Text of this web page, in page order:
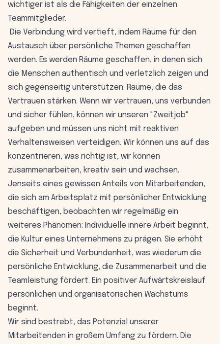
wichtiger ist als die Fähigkeiten der einzelnen
Teammitglieder.
Die Verbindung wird vertieft, indem Räume für den
Austausch über persönliche Themen geschaffen
werden. Es werden Räume geschaffen, in denen sich
die Menschen authentisch und verletzlich zeigen und
sich gegenseitig unterstützen. Räume, die das
Vertrauen stärken. Wenn wir vertrauen, uns verbunden
und sicher fühlen, können wir unseren "Zweitjob"
aufgeben und müssen uns nicht mit reaktiven
Verhaltensweisen verteidigen. Wir können uns auf das
konzentrieren, was richtig ist, wir können
zusammenarbeiten, kreativ sein und wachsen.
Jenseits eines gewissen Anteils von Mitarbeitenden,
die sich am Arbeitsplatz mit persönlicher Entwicklung
beschäftigen, beobachten wir regelmäßig ein
weiteres Phänomen: Individuelle innere Arbeit beginnt,
die Kultur eines Unternehmens zu prägen. Sie erhöht
die Sicherheit und Verbundenheit, was wiederum die
persönliche Entwicklung, die Zusammenarbeit und die
Teamleistung fördert. Ein positiver Aufwärtskreislauf
persönlichen und organisatorischen Wachstums
beginnt.
Wir sind bestrebt, das Potenzial unserer
Mitarbeitenden in großem Umfang zu fördern. Die